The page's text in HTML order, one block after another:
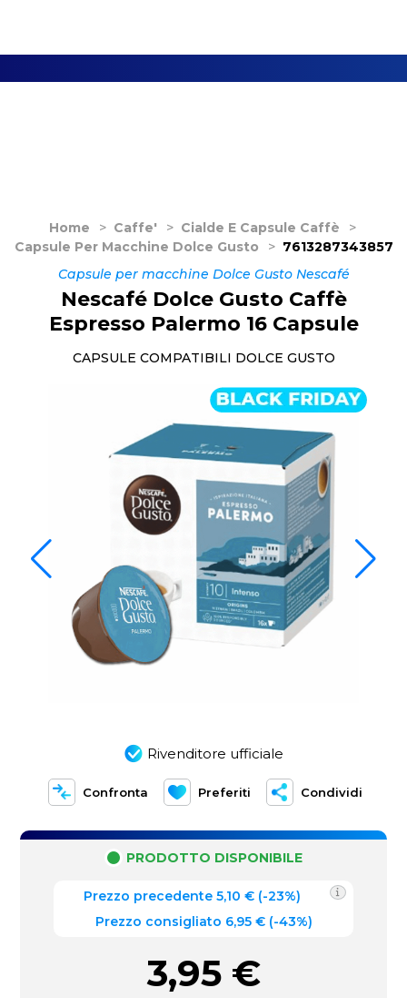
Home > Caffe' > Cialde E Capsule Caffè
>
Capsule Per Macchine Dolce Gusto
> 7613287343857
Capsule per macchine Dolce Gusto Nescafé
Rivenditore ufficiale
Confronta Preferiti Condividi
Nescafé Dolce Gusto Caffè
Espresso Palermo 16 Capsule
CAPSULE COMPATIBILI DOLCE GUSTO
PRODOTTO DISPONIBILE
Prezzo precedente 5,10 € (-23%)
Prezzo consigliato 6,95 € (-43%)
3,95 €